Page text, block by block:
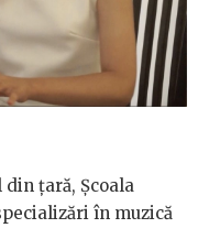
țară, Școala
în muzică